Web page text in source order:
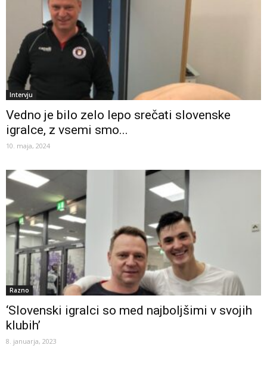
Intervju
Vedno je bilo zelo lepo srečati slovenske
igralce, z vsemi smo...
10. maja, 2024
Razno
‘Slovenski igralci so med najboljšimi v svojih
klubih’
8. januarja, 2023